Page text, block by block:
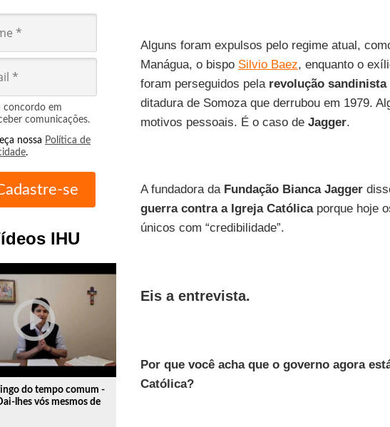
concordo em
comunicações.
nossa Política de
.
IHU
play_circle_outline
do tempo comum -
lhes vós mesmos de
Alguns foram expulsos pelo regime atual,
Manágua, o bispo Silvio Baez, enquanto o
foram perseguidos pela revolução sandinista
ditadura de Somoza que derrubou em 1979.
motivos pessoais. É o caso de Jagger.
A fundadora da Fundação Bianca Jagger
guerra contra a Igreja Católicaporque hoje
únicos com “credibilidade”.
Eis a entrevista.
Por que você acha que o governo agora
Católica?